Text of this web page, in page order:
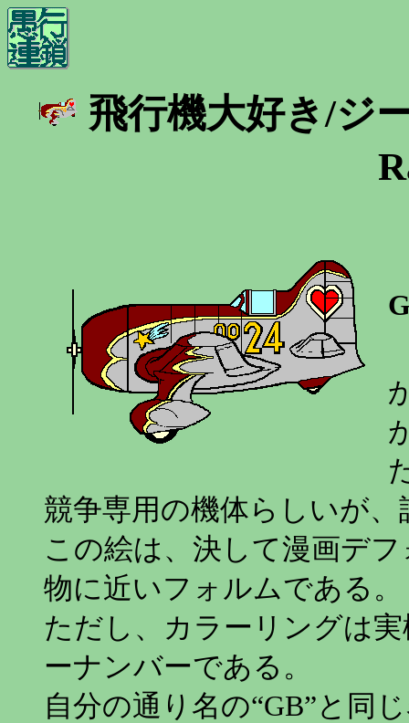
飛行機大好き/ジ
競争専用の機体らしいが
この絵は、決して漫画デ
物に近いフォルムである。
ただし、カラーリングは
ーナンバーである。
自分の通り名の“GB”と同